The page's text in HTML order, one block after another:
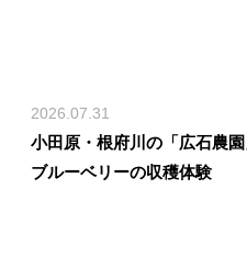
2026.07.31
小田原・根府川の「広石農
ブルーベリーの収穫体験